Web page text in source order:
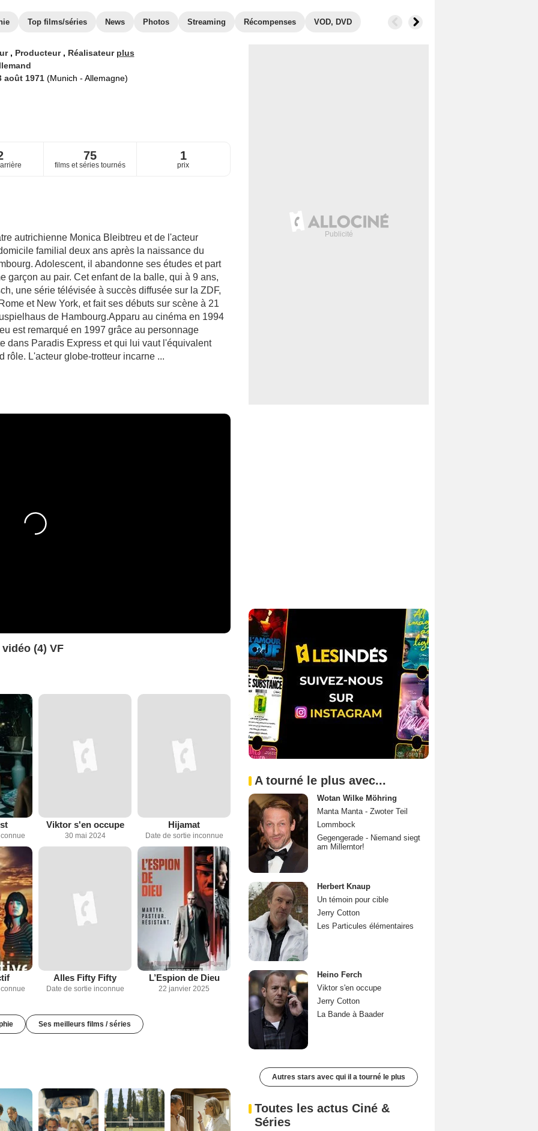
Top films/séries News Photos Streaming Récompenses VOD, DVD
, Producteur , Réalisateur plus
août 1971 (Munich - Allemagne)
75
films et séries tournés
1
prix
autrichienne Monica Bleibtreu et de l'acteur
familial deux ans après la naissance du
Adolescent, il abandonne ses études et part
garçon au pair. Cet enfant de la balle, qui à 9 ans,
une série télévisée à succès diffusée sur la ZDF,
et New York, et fait ses débuts sur scène à 21
de Hambourg.Apparu au cinéma en 1994
est remarqué en 1997 grâce au personnage
dans Paradis Express et qui lui vaut l'équivalent
rôle. L'acteur globe-trotteur incarne ...
(4) VF
Viktor s'en occupe
30 mai 2024
Hijamat
Date de sortie inconnue
Alles Fifty Fifty
Date de sortie inconnue
L’Espion de Dieu
22 janvier 2025
Ses meilleurs films / séries
A tourné le plus avec...
Wotan Wilke Möhring
Manta Manta - Zwoter Teil
Lommbock
Gegengerade - Niemand siegt
am Millerntor!
Herbert Knaup
Un témoin pour cible
Jerry Cotton
Les Particules élémentaires
Heino Ferch
Viktor s'en occupe
Jerry Cotton
La Bande à Baader
Autres stars avec qui il a tourné le plus
Toutes les actus Ciné &
Séries